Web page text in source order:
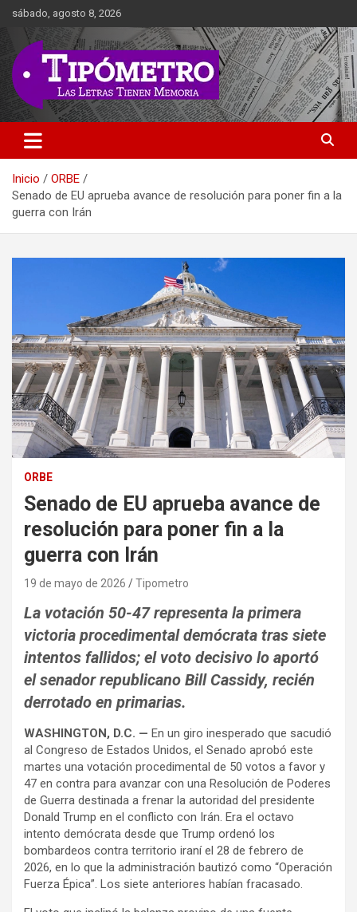
Saltar
contenido
sábado, agosto 8, 2026
Tipometro
Las Letras Tienen Memoria
Inicio
ORBE
Senado de EU aprueba avance de resolución para poner fin a la
guerra con Irán
ORBE
Senado de EU aprueba avance de
resolución para poner fin a la
guerra con Irán
19 de mayo de 2026 Tipometro
La votación 50-47 representa la primera
victoria procedimental demócrata tras siete
intentos fallidos; el voto decisivo lo aportó
el senador republicano Bill Cassidy, recién
derrotado en primarias.
WASHINGTON, D.C. — En un giro inesperado que sacudió
al Congreso de Estados Unidos, el Senado aprobó este
martes una votación procedimental de 50 votos a favor y
47 en contra para avanzar con una Resolución de Poderes
de Guerra destinada a frenar la autoridad del presidente
Donald Trump en el conflicto con Irán. Era el octavo
intento demócrata desde que Trump ordenó los
bombardeos contra territorio iraní el 28 de febrero de
2026, en lo que la administración bautizó como “Operación
Fuerza Épica”. Los siete anteriores habían fracasado.